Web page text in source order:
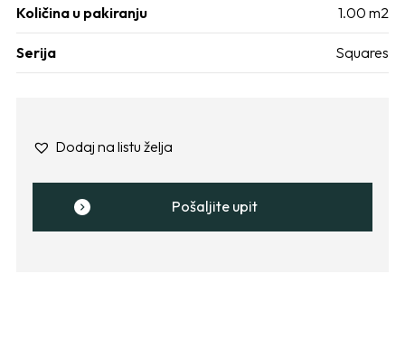
Količina u pakiranju 1.00 m2
Serija Squares
Dodaj na listu želja
Pošaljite upit